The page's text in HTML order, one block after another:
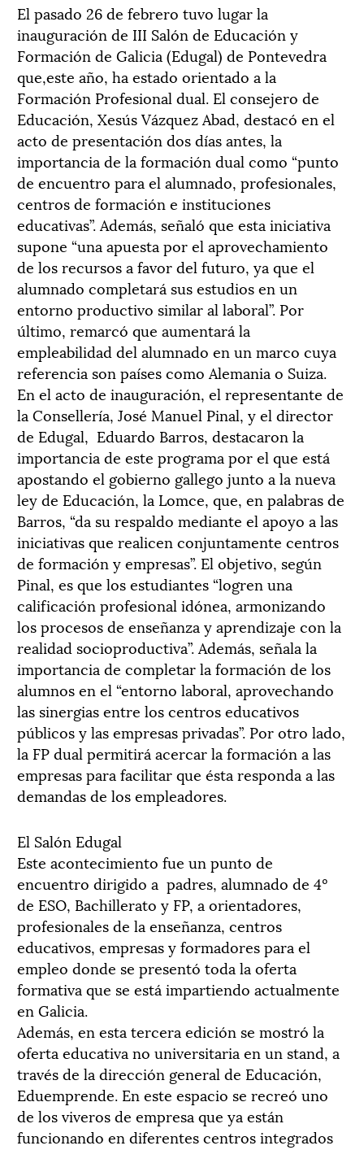
El pasado 26 de febrero tuvo lugar la
inauguración de III Salón de Educación y
Formación de Galicia (Edugal) de Pontevedra
que,este año, ha estado orientado a la
Formación Profesional dual. El consejero de
Educación, Xesús Vázquez Abad, destacó en el
acto de presentación dos días antes, la
importancia de la formación dual como “punto
de encuentro para el alumnado, profesionales,
centros de formación e instituciones
educativas”. Además, señaló que esta iniciativa
supone “una apuesta por el aprovechamiento
de los recursos a favor del futuro, ya que el
alumnado completará sus estudios en un
entorno productivo similar al laboral”. Por
último, remarcó que aumentará la
empleabilidad del alumnado en un marco cuya
referencia son países como Alemania o Suiza.
En el acto de inauguración, el representante de
la Consellería, José Manuel Pinal, y el director
de Edugal, Eduardo Barros, destacaron la
importancia de este programa por el que está
apostando el gobierno gallego junto a la nueva
ley de Educación, la Lomce, que, en palabras de
Barros, “da su respaldo mediante el apoyo a las
iniciativas que realicen conjuntamente centros
de formación y empresas”. El objetivo, según
Pinal, es que los estudiantes “logren una
calificación profesional idónea, armonizando
los procesos de enseñanza y aprendizaje con la
realidad socioproductiva”. Además, señala la
importancia de completar la formación de los
alumnos en el “entorno laboral, aprovechando
las sinergias entre los centros educativos
públicos y las empresas privadas”. Por otro lado,
la FP dual permitirá acercar la formación a las
empresas para facilitar que ésta responda a las
demandas de los empleadores.
El Salón Edugal
Este acontecimiento fue un punto de
encuentro dirigido a padres, alumnado de 4º
de ESO, Bachillerato y FP, a orientadores,
profesionales de la enseñanza, centros
educativos, empresas y formadores para el
empleo donde se presentó toda la oferta
formativa que se está impartiendo actualmente
en Galicia.
Además, en esta tercera edición se mostró la
oferta educativa no universitaria en un stand, a
través de la dirección general de Educación,
Eduemprende. En este espacio se recreó uno
de los viveros de empresa que ya están
funcionando en diferentes centros integrados